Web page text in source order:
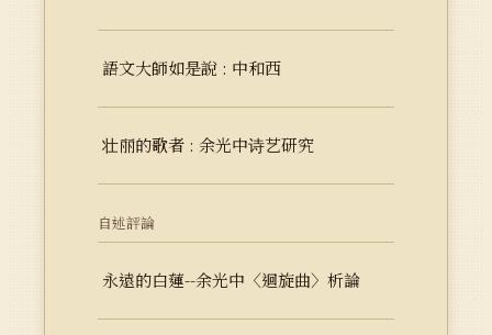
語文大師如是說 : 中和西
壮丽的歌者 : 余光中诗艺研究
自述評論
永遠的白蓮--余光中〈迴旋曲〉析論